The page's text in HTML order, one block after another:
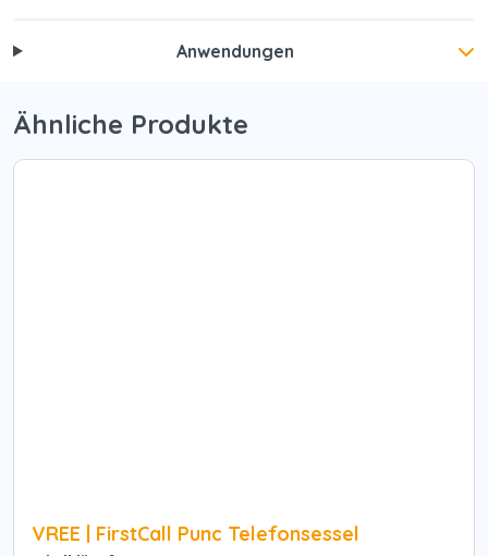
Anwendungen
Ähnliche Produkte
VREE | FirstCall Punc Telefonsessel